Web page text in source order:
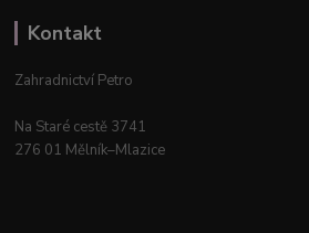
Kontakt
Zahradnictví Petro
Na Staré cestě 3741
276 01 Mělník–Mlazice